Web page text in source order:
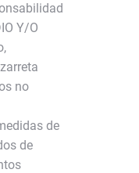
Y/O
no
de
de